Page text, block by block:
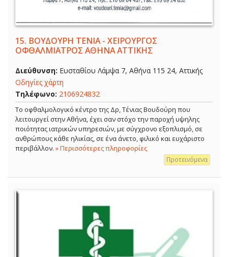
15. ΒΟΥΔΟΥΡΗ ΤΕΝΙΑ - ΧΕΙΡΟΥΡΓΟΣ
ΟΦΘΑΛΜΙΑΤΡΟΣ ΑΘΗΝΑ ΑΤΤΙΚΗΣ
Διεύθυνση: Ευσταθίου Λάμψα 7, Αθήνα 115 24, Αττικής
Οδηγίες χάρτη
Τηλέφωνο: 2106924832
Το οφθαλμολογικό κέντρο της Δρ, Τένιας Βουδούρη που
λειτουργεί στην Αθήνα, έχει σαν στόχο την παροχή υψηλης
ποιότητας ιατρικών υπηρεσιών, με σύγχρονο εξοπλισμό, σε
ανθρώπους κάθε ηλικίας, σε ένα άνετο, φιλικό και ευχάριστο
περιβάλλον. » Περισσότερες πληροφορίες
Προτεινόμενα